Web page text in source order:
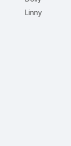
Linny